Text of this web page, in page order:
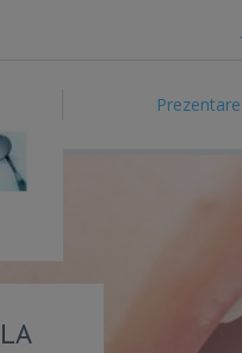
Prezentare